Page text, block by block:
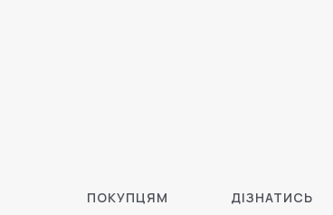
ДІЗНАТИСЬ
ПОКУПЦЯМ